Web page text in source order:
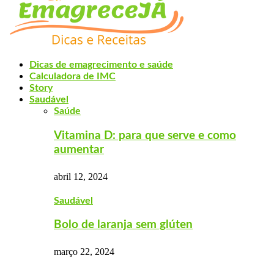
Dicas de emagrecimento e saúde
Calculadora de IMC
Story
Saudável
Saúde
Vitamina D: para que serve e como
aumentar
abril 12, 2024
Saudável
Bolo de laranja sem glúten
março 22, 2024